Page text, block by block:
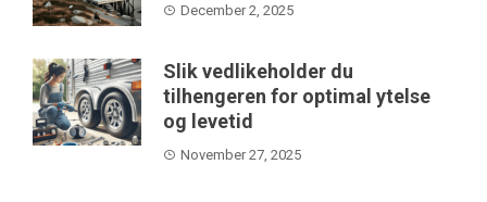
December 2, 2025
Slik vedlikeholder du
tilhengeren for optimal ytelse
og levetid
November 27, 2025